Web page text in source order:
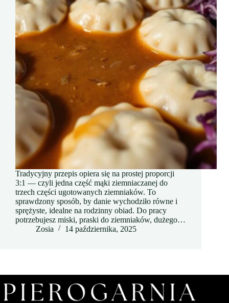
Tradycyjny przepis opiera się na prostej proporcji
3:1 — czyli jedna część mąki ziemniaczanej do
trzech części ugotowanych ziemniaków. To
sprawdzony sposób, by danie wychodziło równe i
sprężyste, idealne na rodzinny obiad. Do pracy
potrzebujesz miski, praski do ziemniaków, dużego…
Zosia
14 października, 2025